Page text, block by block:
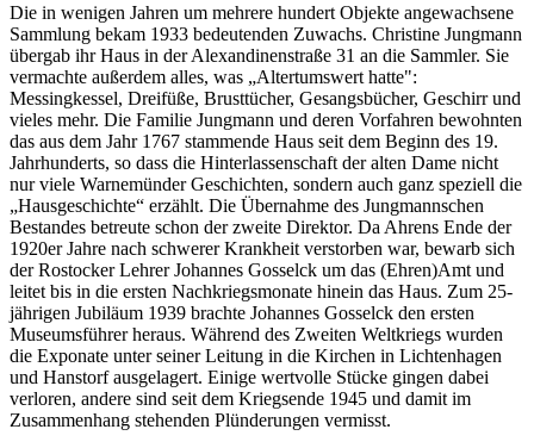
Die in wenigen Jahren um mehrere hundert Objekte angewachsene
Sammlung bekam 1933 bedeutenden Zuwachs. Christine Jungmann
übergab ihr Haus in der Alexandinenstraße 31 an die Sammler. Sie
vermachte außerdem alles, was „Altertumswert hatte":
Messingkessel, Dreifüße, Brusttücher, Gesangsbücher, Geschirr und
vieles mehr. Die Familie Jungmann und deren Vorfahren bewohnten
das aus dem Jahr 1767 stammende Haus seit dem Beginn des 19.
Jahrhunderts, so dass die Hinterlassenschaft der alten Dame nicht
nur viele Warnemünder Geschichten, sondern auch ganz speziell die
„Hausgeschichte“ erzählt. Die Übernahme des Jungmannschen
Bestandes betreute schon der zweite Direktor. Da Ahrens Ende der
1920er Jahre nach schwerer Krankheit verstorben war, bewarb sich
der Rostocker Lehrer Johannes Gosselck um das (Ehren)Amt und
leitet bis in die ersten Nachkriegsmonate hinein das Haus. Zum 25-
jährigen Jubiläum 1939 brachte Johannes Gosselck den ersten
Museumsführer heraus. Während des Zweiten Weltkriegs wurden
die Exponate unter seiner Leitung in die Kirchen in Lichtenhagen
und Hanstorf ausgelagert. Einige wertvolle Stücke gingen dabei
verloren, andere sind seit dem Kriegsende 1945 und damit im
Zusammenhang stehenden Plünderungen vermisst.